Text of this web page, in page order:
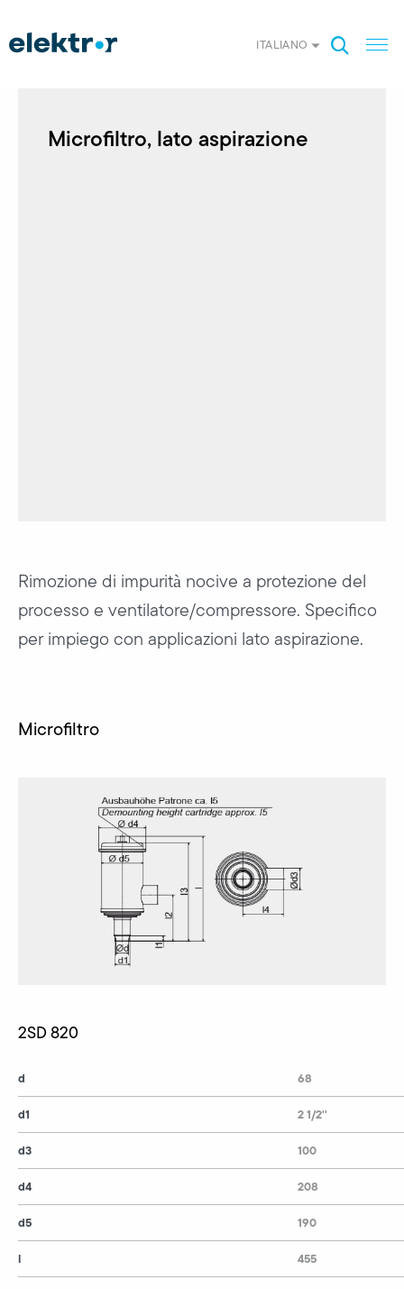
ITALIANO
Microfiltro, lato aspirazione
Rimozione di impurità nocive a protezione del
processo e ventilatore/compressore. Specifico
per impiego con applicazioni lato aspirazione.
Microfiltro
2SD 820
d
d1
d3
d4
d5
l
68
2 1/2''
100
208
190
455